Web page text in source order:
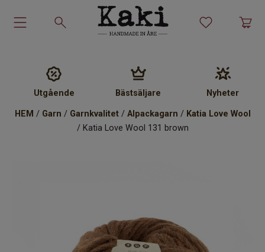
Garn
Stickmönster
Utgående Bästsäljare Nyheter
HEM / Garn / Garnkvalitet/ Alpackagarn / Katia Love Wool
/ Katia Love Wool 131 brown